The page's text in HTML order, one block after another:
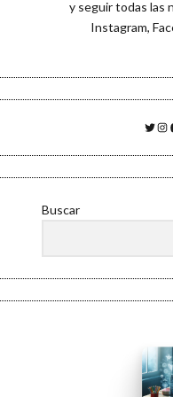
y seguir todas las
Instagram,
Buscar